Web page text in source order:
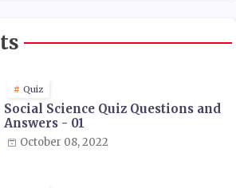
Quiz
Social Science Quiz Questions and
Answers - 01
October 08, 2022